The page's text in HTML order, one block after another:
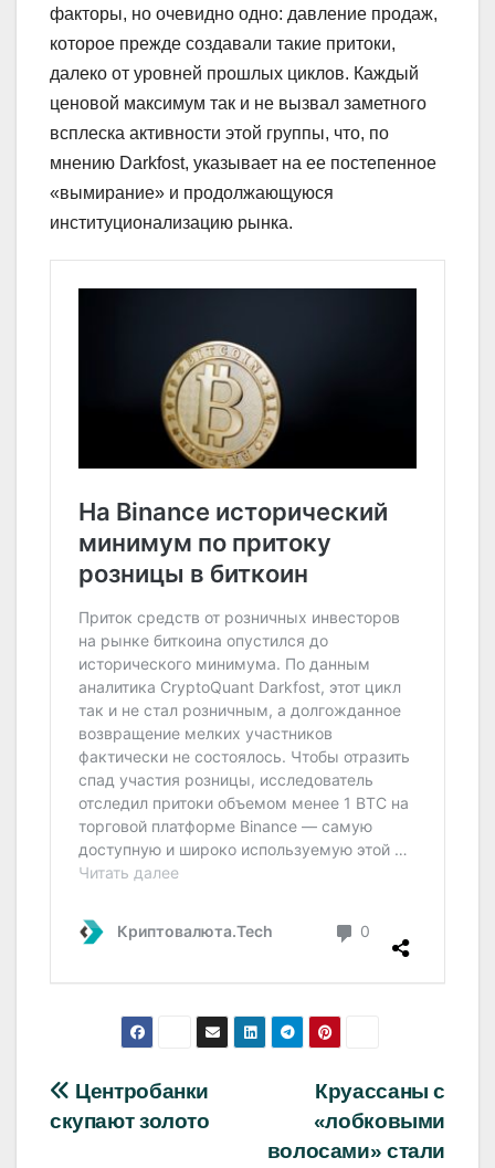
факторы, но очевидно одно: давление продаж,
которое прежде создавали такие притоки,
далеко от уровней прошлых циклов. Каждый
ценовой максимум так и не вызвал заметного
всплеска активности этой группы, что, по
мнению Darkfost, указывает на ее постепенное
«вымирание» и продолжающуюся
институционализацию рынка.
Навигация
по
Круассаны с
«лобковыми
волосами» стали
Центробанки
скупают золото